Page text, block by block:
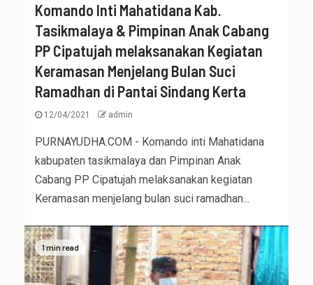
Komando Inti Mahatidana Kab.
Tasikmalaya & Pimpinan Anak Cabang
PP Cipatujah melaksanakan Kegiatan
Keramasan Menjelang Bulan Suci
Ramadhan di Pantai Sindang Kerta
12/04/2021 admin
PURNAYUDHA.COM - Komando inti Mahatidana
kabupaten tasikmalaya dan Pimpinan Anak
Cabang PP Cipatujah melaksanakan kegiatan
Keramasan menjelang bulan suci ramadhan...
1 min read